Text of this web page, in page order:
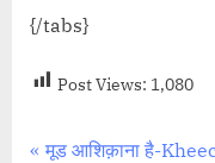
{/tabs}
Post Views: 1,080
P
मूड आशिक़ाना है-